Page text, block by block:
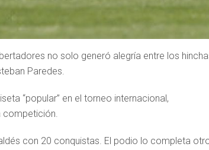
no solo generó alegría entre los
Paredes.
“popular” en el torneo internacional,
competición.
con 20 conquistas. El podio lo completa